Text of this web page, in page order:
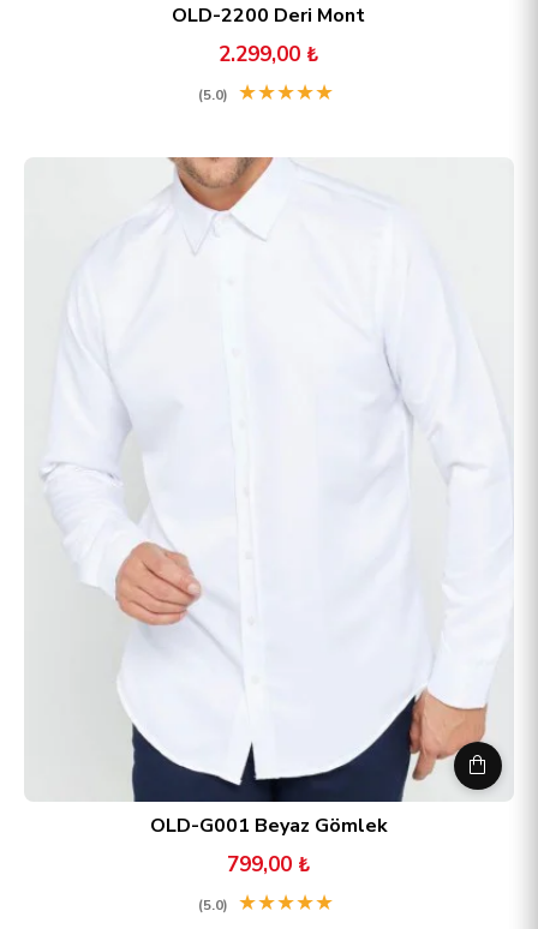
OLD-2200 Deri Mont
2.299,00 ₺
(5.0) ★★★★★
OLD-G001 Beyaz Gömlek
799,00 ₺
(5.0) ★★★★★